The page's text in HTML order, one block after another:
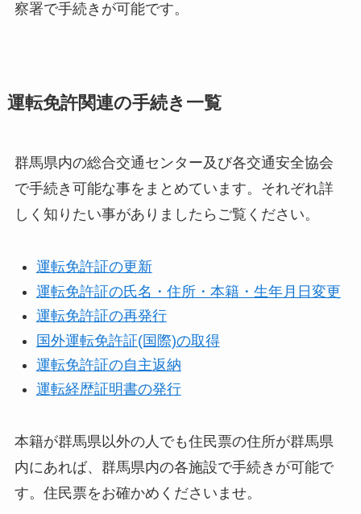
察署で手続きが可能です。
運転免許関連の手続き一覧
群馬県内の総合交通センター及び各交通安全協会
で手続き可能な事をまとめています。それぞれ詳
しく知りたい事がありましたらご覧ください。
運転免許証の更新
運転免許証の氏名・住所・本籍・生年月日変更
運転免許証の再発行
国外運転免許証(国際)の取得
運転免許証の自主返納
運転経歴証明書の発行
本籍が群馬県以外の人でも住民票の住所が群馬県
内にあれば、群馬県内の各施設で手続きが可能で
す。住民票をお確かめくださいませ。